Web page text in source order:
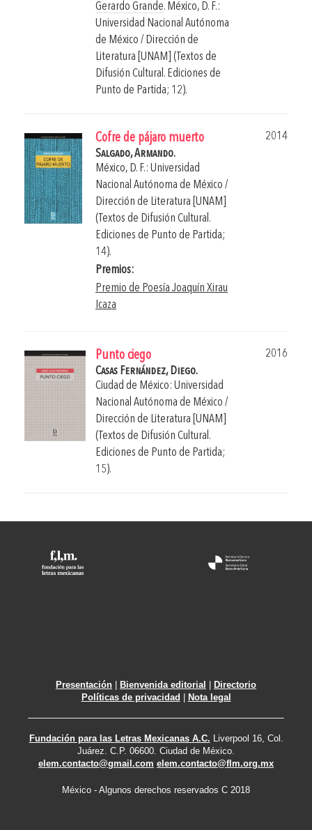
Gerardo Grande. México, D. F.:
Universidad Nacional Autónoma
de México / Dirección de
Literatura [UNAM] (Textos de
Difusión Cultural. Ediciones de
Punto de Partida; 12).
Cofre de pájaro muerto
2014
Salgado, Armando.
México, D. F.: Universidad
Nacional Autónoma de México /
Dirección de Literatura [UNAM]
(Textos de Difusión Cultural.
Ediciones de Punto de Partida;
14).
Premios:
Premio de Poesía Joaquín Xirau
Icaza
Punto ciego
2016
Casas Fernández, Diego.
Ciudad de México: Universidad
Nacional Autónoma de México /
Dirección de Literatura [UNAM]
(Textos de Difusión Cultural.
Ediciones de Punto de Partida;
15).
Presentación | Bienvenida editorial | Directorio
Políticas de privacidad | Nota legal
Fundación para las Letras Mexicanas A.C. Liverpool 16, Col.
Juárez. C.P. 06600. Ciudad de México.
elem.contacto@gmail.com elem.contacto@flm.org.mx
México - Algunos derechos reservados C 2018